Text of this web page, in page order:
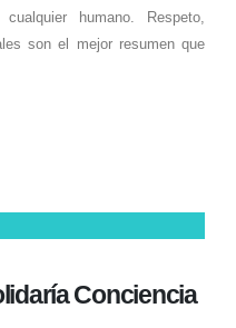
humano. Respeto,
son el mejor resumen que
Conciencia